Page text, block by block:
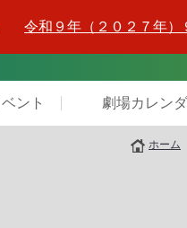
令和９年（２０２７年
ント 劇場カレン
ホーム